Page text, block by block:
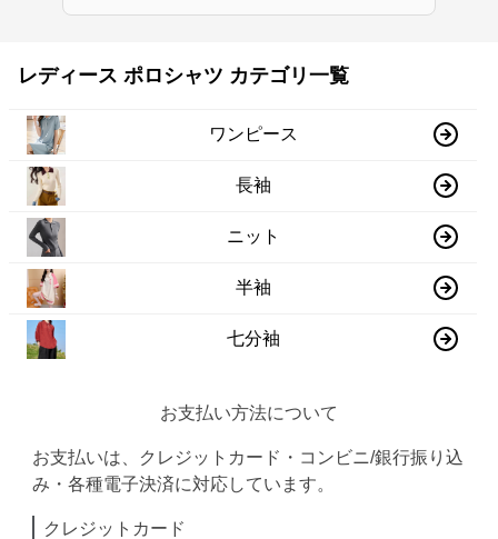
レディース ポロシャツ カテゴリ一覧
ワンピース
長袖
ニット
半袖
七分袖
お支払い方法について
お支払いは、クレジットカード・コンビニ/銀行振り込
み・各種電子決済に対応しています。
クレジットカード